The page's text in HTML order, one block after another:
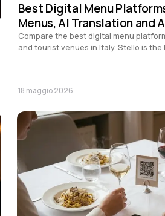
Best Digital Menu
Menus, AI Translation and
Compare the best digital menu
and tourist venues in Italy. Stello is
18 maggio 2026